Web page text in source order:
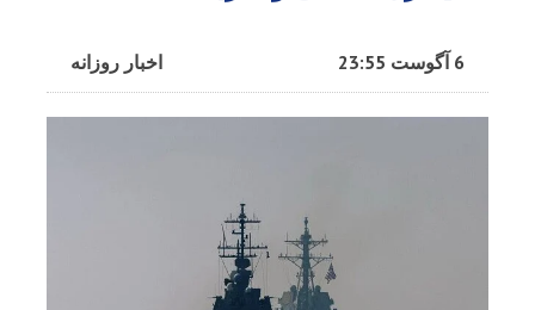
اخبار روزانه 6 آگوست 23:55